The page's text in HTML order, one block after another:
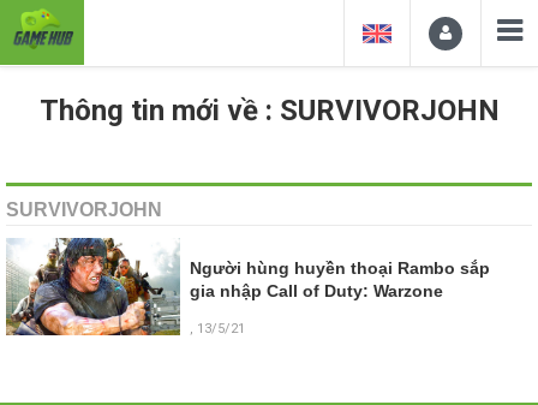
Thông tin mới về : SURVIVORJOHN
SURVIVORJOHN
Người hùng huyền thoại Rambo sắp
gia nhập Call of Duty: Warzone
, 13/5/21